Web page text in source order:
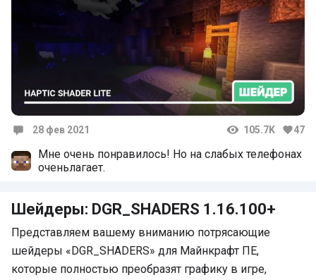
28 фев 2021 105.7K 47
Мне очень понравилось! Но на слабых телефонах
оченьлагает.
Шейдеры: DGR_SHADERS 1.16.100+
Представляем вашему вниманию потрясающие
шейдеры «DGR_SHADERS» для Майнкрафт ПЕ,
которые полностью преобразят графику в игре,